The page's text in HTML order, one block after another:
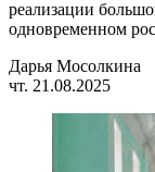
реализации
одновременном
Дарья Мосолкина
чт. 21.08.2025